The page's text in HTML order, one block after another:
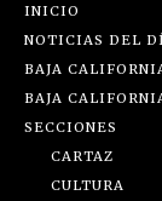
INICIO
NOTICIAS DEL
BAJA
BAJA
SECCIONES
CARTAZ
CULTURA